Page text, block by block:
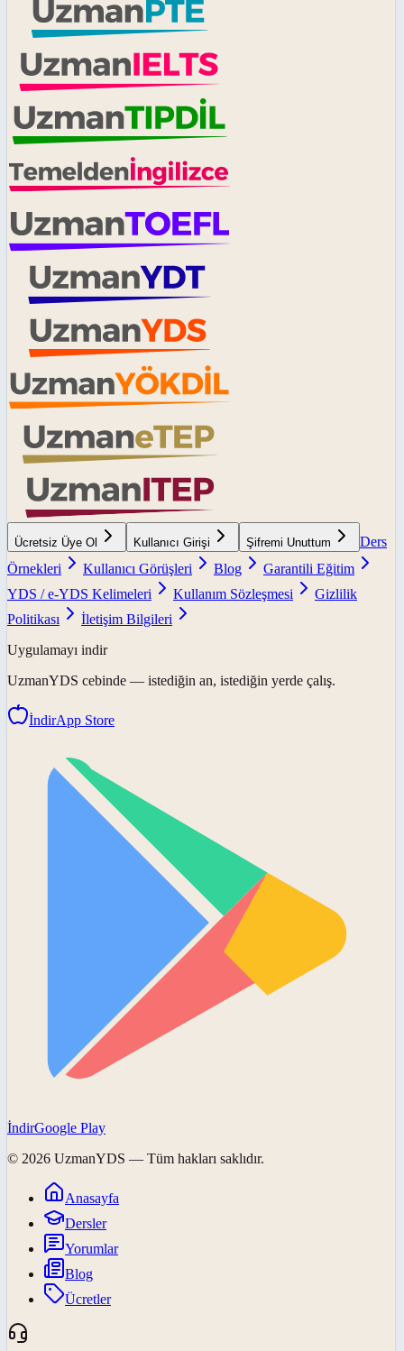
Ücretsiz Üye Ol Kullanıcı Girişi Şifremi Unuttum
Ders
Örnekleri
Kullanıcı Görüşleri Blog
Garantili Eğitim
YDS / e-YDS Kelimeleri
Kullanım Sözleşmesi
Gizlilik
Politikası
İletişim Bilgileri
Uygulamayı indir
UzmanYDS cebinde — istediğin an, istediğin yerde çalış.
İndirApp Store
İndirGoogle Play
© 2026 UzmanYDS — Tüm hakları saklıdır.
Anasayfa
Dersler
Yorumlar
Blog
Ücretler